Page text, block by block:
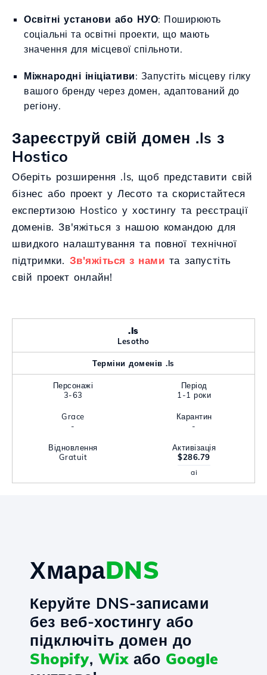
Освітні установи або НУО: Поширюють
соціальні та освітні проекти, що мають
значення для місцевої спільноти.
Міжнародні ініціативи: Запустіть місцеву гілку
вашого бренду через домен, адаптований до
регіону.
Зареєструй свій домен .ls з
Hostico
Оберіть розширення .ls, щоб представити свій
бізнес або проект у Лесото та скористайтеся
експертизою Hostico у хостингу та реєстрації
доменів. Зв'яжіться з нашою командою для
швидкого налаштування та повної технічної
підтримки. Зв'яжіться з нами та запустіть
свій проект онлайн!
.ls
Lesotho
Терміни доменів .ls
Персонажі
3-63
Період
1-1 роки
Grace
-
Карантин
-
Відновлення
Gratuit
Активізація
$286.79
ai
ХмараDNS
Керуйте DNS-записами
без веб-хостингу або
підключіть домен до
Shopify, Wixабо Google